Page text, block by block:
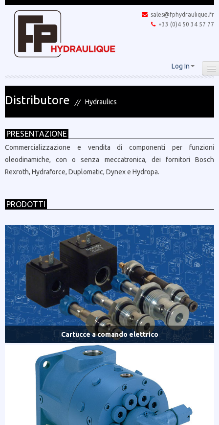
sales@fphydraulique.fr
+33 (0)4 50 34 57 77
Log In
Distributore Hydraulics
PRESENTAZIONE
Commercializzazione e vendita di componenti per funzioni
oleodinamiche, con o senza meccatronica, dei fornitori Bosch
Rexroth, Hydraforce, Duplomatic, Dynex e Hydropa.
PRODOTTI
Cartucce a comando elettrico